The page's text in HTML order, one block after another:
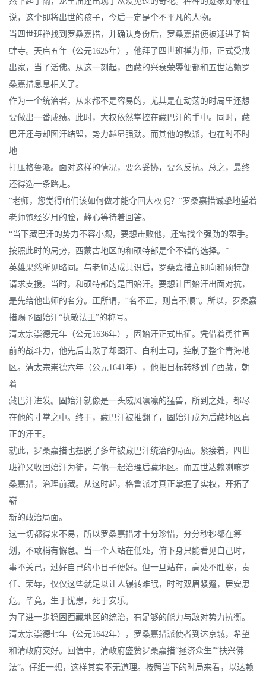
说，这个即将出世的孩子，今后一定是个不平凡的人物。
当四世班禅找到罗桑嘉措，并确认身份后，罗桑嘉措便被迎进了哲
蚌寺。天启五年（公元1625年），他拜了四世班禅为师，正式受戒
出家，当了活佛。从这一刻起，西藏的兴衰荣辱便都和五世达赖罗
桑嘉措息息相关了。
作为一个统治者，从来都不是容易的，尤其是在动荡的时局里还想
要做出一番成绩。此时，大权依然掌控在藏巴汗的手中。同时，藏
巴汗还与却图汗结盟，势力越显强劲。而其他的教派，也在时不时
地
打压格鲁派。面对这样的情况，要么妥协，要么反抗。总之，最终
还得选一条路走。
“老师，您觉得咱们该如何做才能夺回大权呢？”罗桑嘉措诚挚地望着
老师饱经岁月的脸，静心等待着回答。
“当下藏巴汗的势力不容小觑，要想击败他，还需找个强劲的帮手。
按照此时的局势，西蒙古地区的和硕特部是个不错的选择。”
英雄果然所见略同。与老师达成共识后，罗桑嘉措立即向和硕特部
请求支援。当时，和硕特部的是固始汗。要想让固始汗出面对抗，
是先给他出师的名分。正所谓，“名不正，则言不顺”。所以，罗桑嘉
措赐予固始汗“执敬法王”的称号。
清太宗崇德元年（公元1636年），固始汗正式出征。凭借着勇往直
前的战斗力，他先后击败了却图汗、白利土司，控制了整个青海地
区。清太宗崇德六年（公元1641年），他把目标转移到了西藏，朝
着
藏巴汗进发。固始汗就像是一头威风凛凛的猛兽，所到之处，都尽
在他的寸掌之中。终于，藏巴汗被推翻了，固始汗成为后藏地区真
正的汗王。
就此，罗桑嘉措也摆脱了多年被藏巴汗统治的局面。紧接着，四世
班禅又收固始汗为徒，与他一起治理后藏地区。而五世达赖喇嘛罗
桑嘉措，治理前藏。从这时起，格鲁派才真正掌握了实权，开拓了
崭
新的政治局面。
这一切都得来不易，所以罗桑嘉措才十分珍惜，分分秒秒都在筹
划，不敢稍有懈怠。当一个人站在低处，俯下身只能看见自己时，
事不关己，过好自己的小日子便好。但一旦站在，高处不胜寒，责
任、荣辱，仅仅这些就足以让人辗转难眠，时时双眉紧蹙，居安思
危。毕竟，生于忧患，死于安乐。
为了进一步稳固西藏地区的统治，有足够的能力与敌对势力抗衡。
清太宗崇德七年（公元1642年），罗桑嘉措派使者到达京城，希望
和清政府交好。回信中，清政府盛赞罗桑嘉措“拯济众生”“扶兴佛
法”。仔细一想，这样其实不无道理。按照当下的时局来看，以达赖